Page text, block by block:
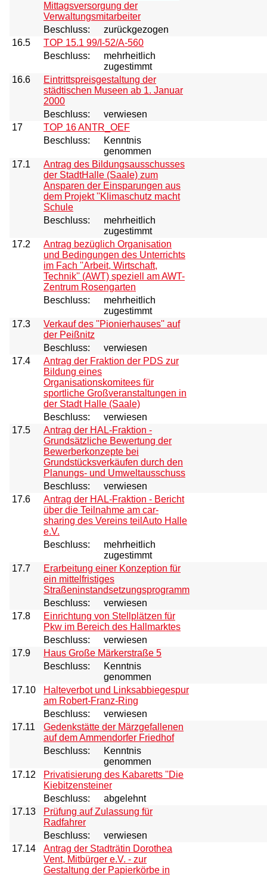
Mittagsversorgung der
Verwaltungsmitarbeiter
Beschluss:
zurückgezogen
16.5
TOP 15.1 99/I-52/A-560
Beschluss:
mehrheitlich
zugestimmt
16.6
Eintrittspreisgestaltung der
städtischen Museen ab 1. Januar
2000
Beschluss:
verwiesen
17
TOP 16 ANTR_OEF
Beschluss:
Kenntnis
genommen
17.1
Antrag des Bildungsausschusses
der StadtHalle (Saale) zum
Ansparen der Einsparungen aus
dem Projekt ''Klimaschutz macht
Schule
Beschluss:
mehrheitlich
zugestimmt
17.2
Antrag bezüglich Organisation
und Bedingungen des Unterrichts
im Fach ''Arbeit, Wirtschaft,
Technik'' (AWT) speziell am AWT-
Zentrum Rosengarten
Beschluss:
mehrheitlich
zugestimmt
17.3
Verkauf des ''Pionierhauses'' auf
der Peißnitz
Beschluss:
verwiesen
17.4
Antrag der Fraktion der PDS zur
Bildung eines
Organisationskomitees für
sportliche Großveranstaltungen in
der Stadt Halle (Saale)
Beschluss:
verwiesen
17.5
Antrag der HAL-Fraktion -
Grundsätzliche Bewertung der
Bewerberkonzepte bei
Grundstücksverkäufen durch den
Planungs- und Umweltausschuss
Beschluss:
verwiesen
17.6
Antrag der HAL-Fraktion - Bericht
über die Teilnahme am car-
sharing des Vereins teilAuto Halle
e.V.
Beschluss:
mehrheitlich
zugestimmt
17.7
Erarbeitung einer Konzeption für
ein mittelfristiges
Straßeninstandsetzungsprogramm
Beschluss:
verwiesen
17.8
Einrichtung von Stellplätzen für
Pkw im Bereich des Hallmarktes
Beschluss:
verwiesen
17.9
Haus Große Märkerstraße 5
Beschluss:
Kenntnis
genommen
17.10
Halteverbot und Linksabbiegespur
am Robert-Franz-Ring
Beschluss:
verwiesen
17.11
Gedenkstätte der Märzgefallenen
auf dem Ammendorfer Friedhof
Beschluss:
Kenntnis
genommen
17.12
Privatisierung des Kabaretts ''Die
Kiebitzensteiner
Beschluss:
abgelehnt
17.13
Prüfung auf Zulassung für
Radfahrer
Beschluss:
verwiesen
17.14
Antrag der Stadträtin Dorothea
Vent, Mitbürger e.V. - zur
Gestaltung der Papierkörbe in